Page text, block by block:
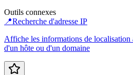
Outils connexes
📍Recherche d'adresse IP
Affiche les informations de localisation
d'un hôte ou d'un domaine